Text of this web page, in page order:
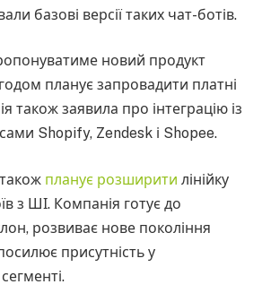
базові версії таких чат-ботів.
новий продукт
планує запровадити платні
також заявила про інтеграцію із
Shopify, Zendesk і Shopee.
планує розширити лінійку
з ШІ. Компанія готує до
розвиває нове покоління
присутність у